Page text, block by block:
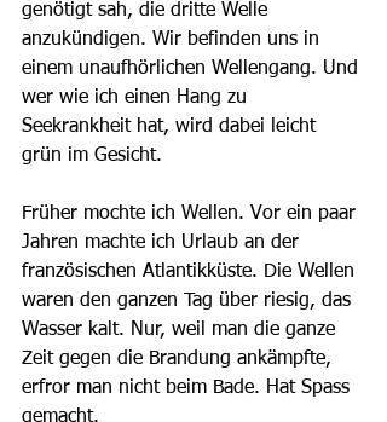
genötigt sah, die dritte Welle
anzukündigen. Wir befinden uns in
einem unaufhörlichen Wellengang. Und
wer wie ich einen Hang zu
Seekrankheit hat, wird dabei leicht
grün im Gesicht.
Früher mochte ich Wellen. Vor ein paar
Jahren machte ich Urlaub an der
französischen Atlantikküste. Die Wellen
waren den ganzen Tag über riesig, das
Wasser kalt. Nur, weil man die ganze
Zeit gegen die Brandung ankämpfte,
erfror man nicht beim Bade. Hat Spass
gemacht.